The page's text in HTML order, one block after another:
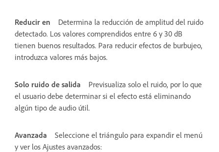
Reducir en
Determina la reducción de amplitud del ruido
detectado. Los valores comprendidos entre 6 y 30 dB
tienen buenos resultados. Para reducir efectos de burbujeo,
introduzca valores más bajos.
Solo ruido de salida
Previsualiza solo el ruido, por lo que
el usuario debe determinar si el efecto está eliminando
algún tipo de audio útil.
Avanzada
Seleccione el triángulo para expandir el menú
y ver los Ajustes avanzados: